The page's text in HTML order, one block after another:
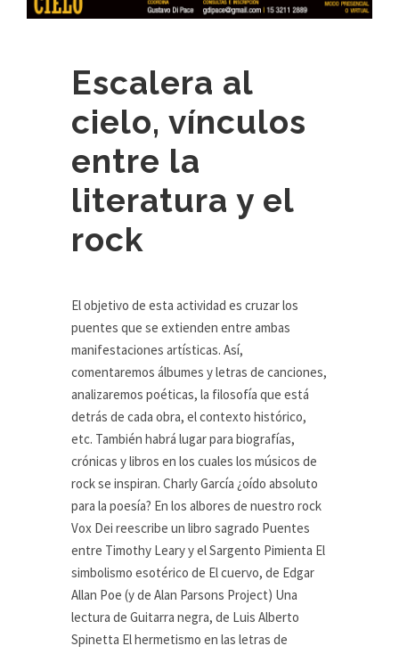
Escalera al
cielo, vínculos
entre la
literatura y el
rock
El objetivo de esta actividad es cruzar los
puentes que se extienden entre ambas
manifestaciones artísticas. Así,
comentaremos álbumes y letras de canciones,
analizaremos poéticas, la filosofía que está
detrás de cada obra, el contexto histórico,
etc. También habrá lugar para biografías,
crónicas y libros en los cuales los músicos de
rock se inspiran. Charly García ¿oído absoluto
para la poesía? En los albores de nuestro rock
Vox Dei reescribe un libro sagrado Puentes
entre Timothy Leary y el Sargento Pimienta El
simbolismo esotérico de El cuervo, de Edgar
Allan Poe (y de Alan Parsons Project) Una
lectura de Guitarra negra, de Luis Alberto
Spinetta El hermetismo en las letras de